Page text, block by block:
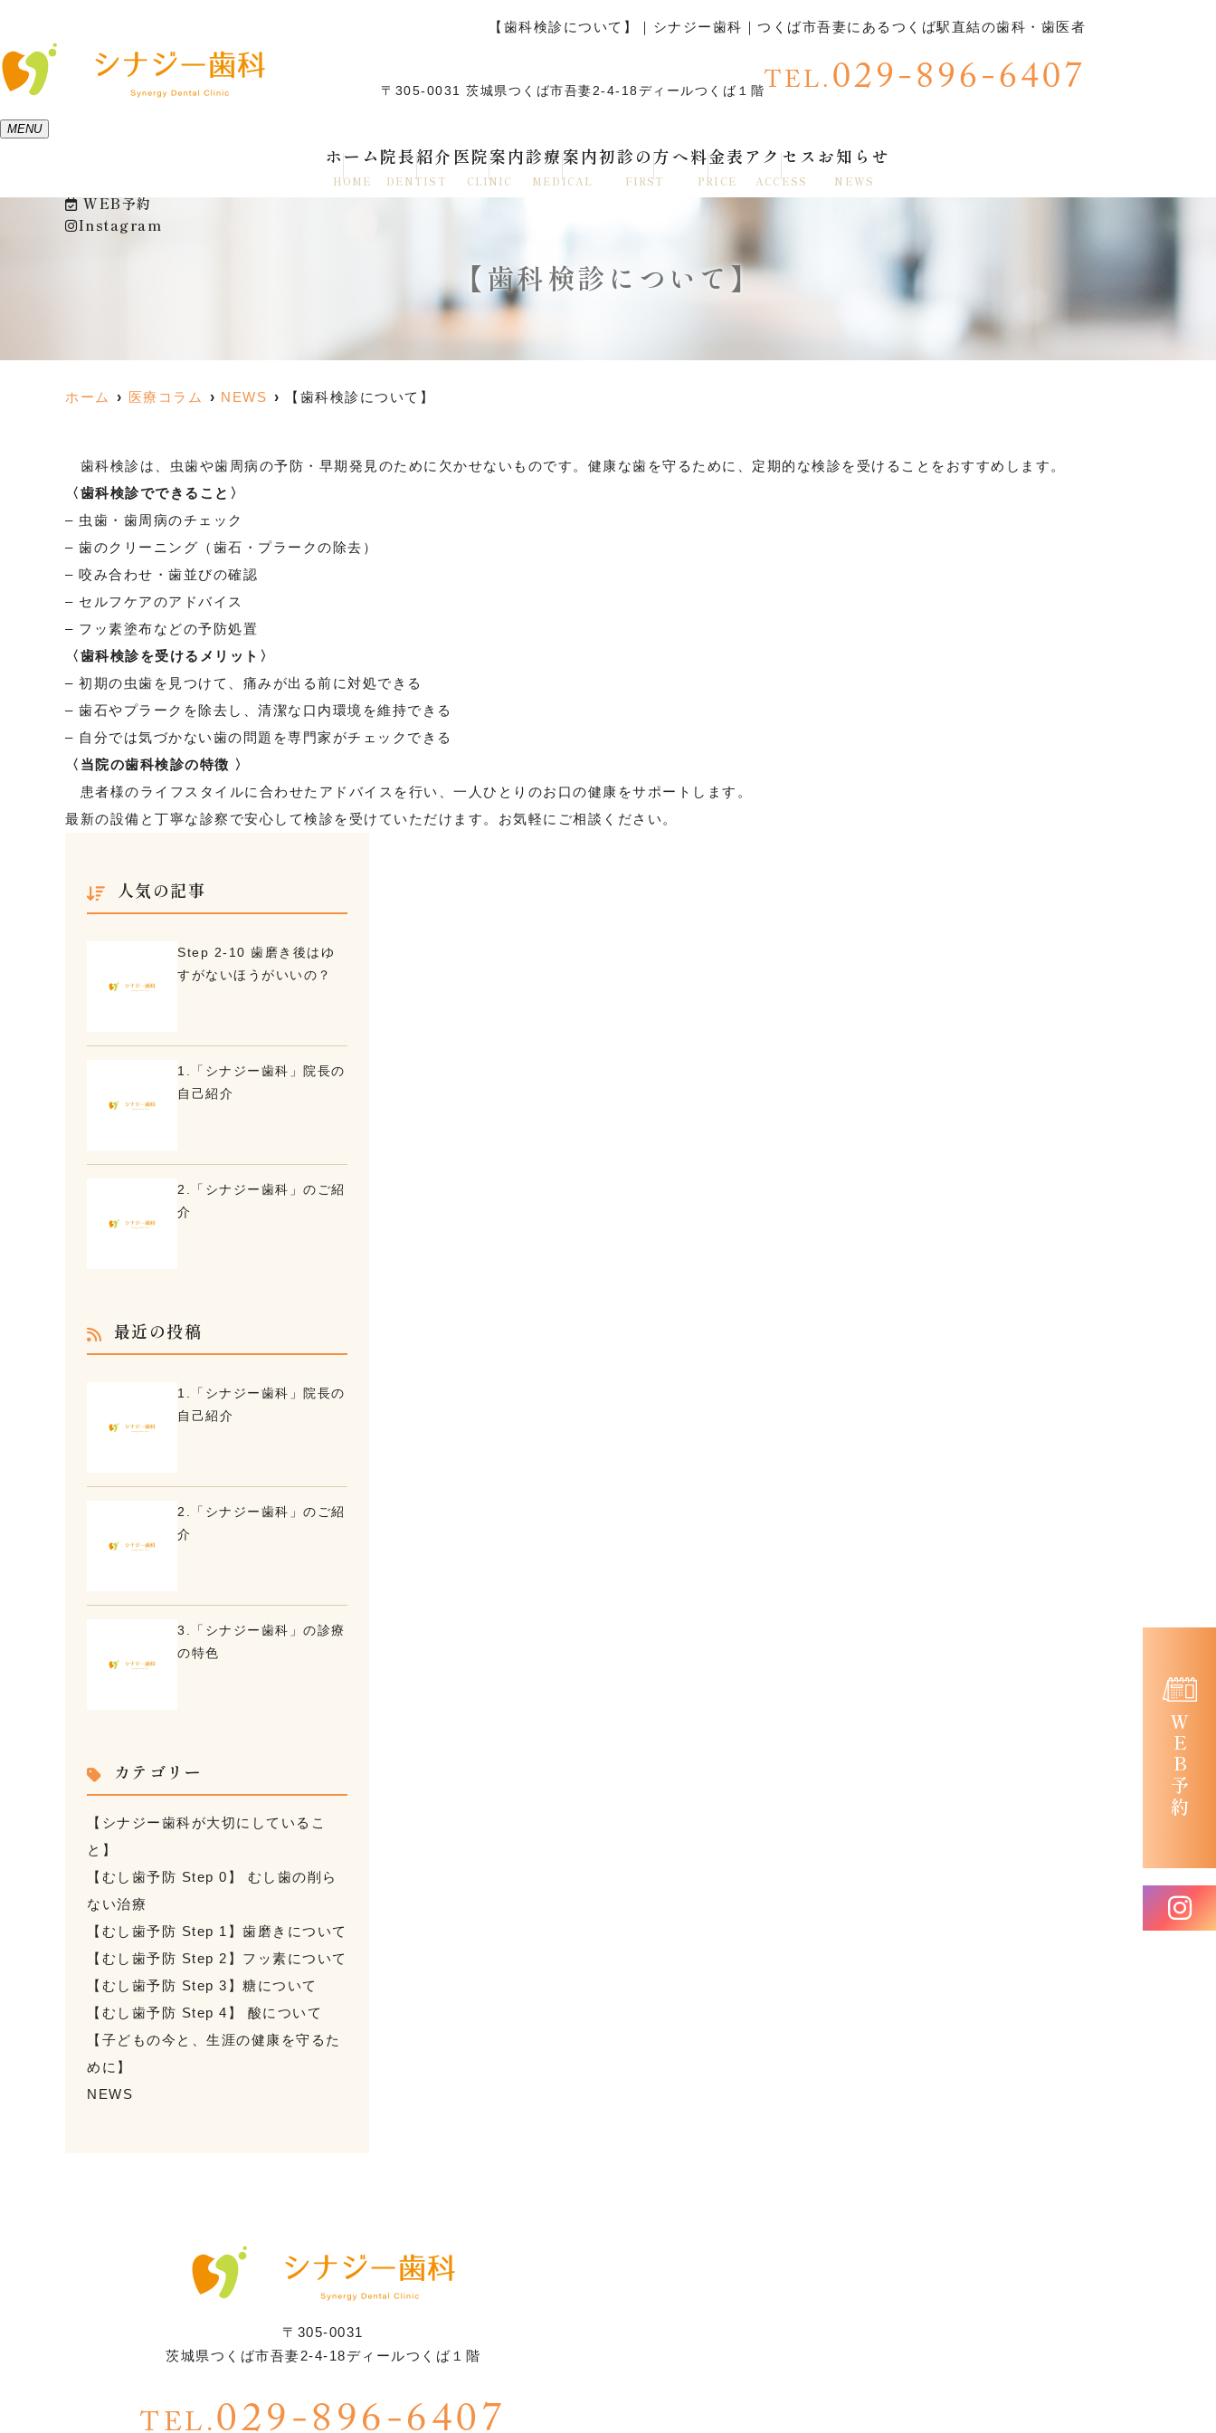
【歯科検診について】｜シナジー歯科｜つくば市吾妻にあるつくば駅直結の歯科・歯医者
〒305-0031 茨城県つくば市吾妻2-4-18ディールつくば１階TEL.029-896-6407
ＷＥＢ予約
MENU
ホーム
HOME
院長紹介
DENTIST
医院案内
CLINIC
診療案内
MEDICAL
初診の方へ
FIRST
料金表
PRICE
アクセス
ACCESS
お知らせ
NEWS
WEB予約
Instagram
【歯科検診について】
ホーム 医療コラム NEWS 【歯科検診について】
歯科検診は、虫歯や歯周病の予防・早期発見のために欠かせないものです。 健康な歯を守るために、定期的な検診を受けることをおすすめします。
〈歯科検診でできること〉
– 虫歯・歯周病のチェック
– 歯のクリーニング（歯石・プラークの除去）
– 咬み合わせ・歯並びの確認
– セルフケアのアドバイス
– フッ素塗布などの予防処置
〈歯科検診を受けるメリット〉
– 初期の虫歯を見つけて、痛みが出る前に対処できる
– 歯石やプラークを除去し、清潔な口内環境を維持できる
– 自分では気づかない歯の問題を専門家がチェックできる
〈当院の歯科検診の特徴 〉
患者様のライフスタイルに合わせたアドバイスを行い、一人ひとりのお口の健康をサポートします。
最新の設備と丁寧な診察で安心して検診を受けていただけます。お気軽にご相談ください。
人気の記事
Step 2-10 歯磨き後はゆ
すがないほうがいいの？
1.「シナジー歯科」院長の
自己紹介
2.「シナジー歯科」のご紹
介
最近の投稿
1.「シナジー歯科」院長の
自己紹介
2.「シナジー歯科」のご紹
介
3.「シナジー歯科」の診療
の特色
カテゴリー
【シナジー歯科が大切にしているこ
と】
【むし歯予防 Step 0】 むし歯の削ら
ない治療
【むし歯予防 Step 1】歯磨きについて
【むし歯予防 Step 2】フッ素について
【むし歯予防 Step 3】糖について
【むし歯予防 Step 4】 酸について
【子どもの今と、生涯の健康を守るた
めに】
NEWS
〒305-0031
茨城県つくば市吾妻2-4-18ディールつくば１階